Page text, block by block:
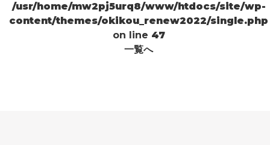
/usr/home/mw2pj5urq8/www/htdocs/site/wp-
content/themes/okikou_renew2022/single.php
on line 47
一覧へ